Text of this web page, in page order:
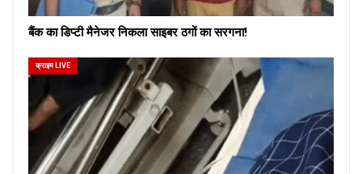
बैंक का डिप्टी मैनेजर निकला साइबर ठगों का सरगना!
क्राइम LIVE